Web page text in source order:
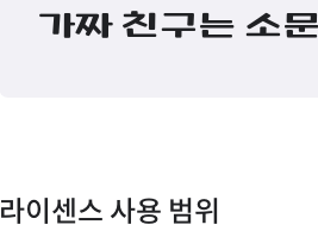
가짜 친구는 소
라이센스 사용 범위